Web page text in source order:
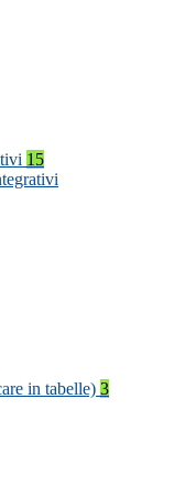
15
in tabelle) 3